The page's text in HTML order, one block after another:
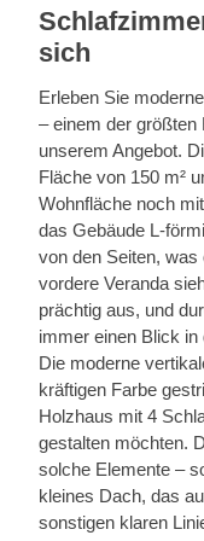
sich
Erleben Sie
– einem der
unserem Angebot.
Fläche von 150 m²
Wohnfläche noch
das Gebäude L-
von den Seiten,
vordere Veranda
prächtig aus, und
immer einen Blick
Die moderne
kräftigen Farbe
Holzhaus mit 4
gestalten möchten.
solche Elemente –
kleines Dach, das
sonstigen klaren